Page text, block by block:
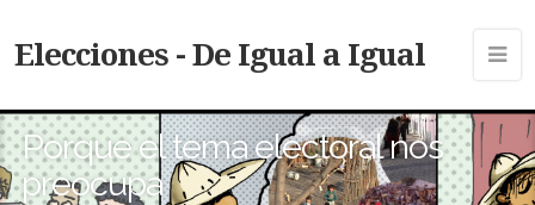
Elecciones - De Igual a Igual
Porque el tema electoral nos
preocupa